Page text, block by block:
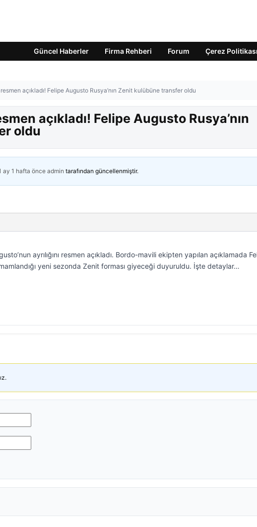
Güncel Haberler Firma Rehberi Forum Çerez Politikası
resmen açıkladı! Felipe Augusto Rusya’nın Zenit kulübüne transfer oldu
açıkladı! Felipe Augusto Rusya’nın
oldu
ay 1 hafta önceadmin tarafından güncellenmiştir.
ayrılığını resmen açıkladı. Bordo-mavili ekipten yapılan açıklamada
yeni sezonda Zenit forması giyeceği duyuruldu. İşte detaylar…